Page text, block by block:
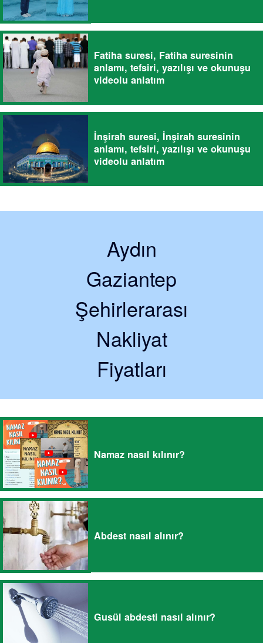
Fatiha suresi, Fatiha suresinin
anlamı, tefsiri, yazılışı ve okunuşu
videolu anlatım
İnşirah suresi, İnşirah suresinin
anlamı, tefsiri, yazılışı ve okunuşu
videolu anlatım
Aydın
Gaziantep
Şehirlerarası
Nakliyat
Fiyatları
Namaz nasıl kılınır?
Abdest nasıl alınır?
Gusül abdesti nasıl alınır?